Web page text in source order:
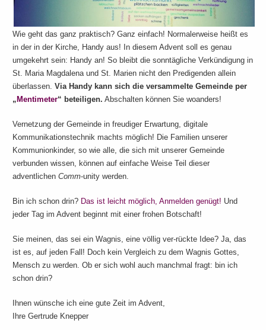
Wie geht das ganz praktisch? Ganz einfach! Normalerweise heißt es
in der in der Kirche, Handy aus! In diesem Advent soll es genau
umgekehrt sein: Handy an! So bleibt die sonntägliche Verkündigung in
St. Maria Magdalena und St. Marien nicht den Predigenden allein
überlassen.Via Handy kann sich die versammelte Gemeinde per
„ Mentimeter“ beteiligen. Abschalten können Sie woanders!
Vernetzung der Gemeinde in freudiger Erwartung, digitale
Kommunikationstechnik machts möglich! Die Familien unserer
Kommunionkinder, so wie alle, die sich mit unserer Gemeinde
verbunden wissen, können auf einfache Weise Teil dieser
adventlichenComm-unity werden.
Bin ich schon drin? Das ist leicht möglich, Anmelden genügt! Und
jeder Tag im Advent beginnt mit einer frohen Botschaft!
Sie meinen, das sei ein Wagnis, eine völlig ver-rückte Idee? Ja, das
ist es, auf jeden Fall! Doch kein Vergleich zu dem Wagnis Gottes,
Mensch zu werden. Ob er sich wohl auch manchmal fragt: bin ich
schon drin?
Ihnen wünsche ich eine gute Zeit im Advent,
Ihre Gertrude Knepper